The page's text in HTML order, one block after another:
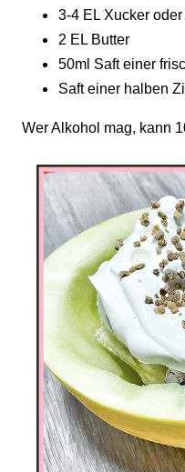
3-4 EL Xucker
2 EL Butter
50ml Saft einer
Saft einer halben
Wer Alkohol mag, kann